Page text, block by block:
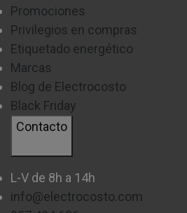
Promociones
Privilegios en compras
Etiquetado energético
Marcas
Blog de Electrocosto
Black Friday
Contacto
L-V de 8h a 14h
info@electrocosto.com